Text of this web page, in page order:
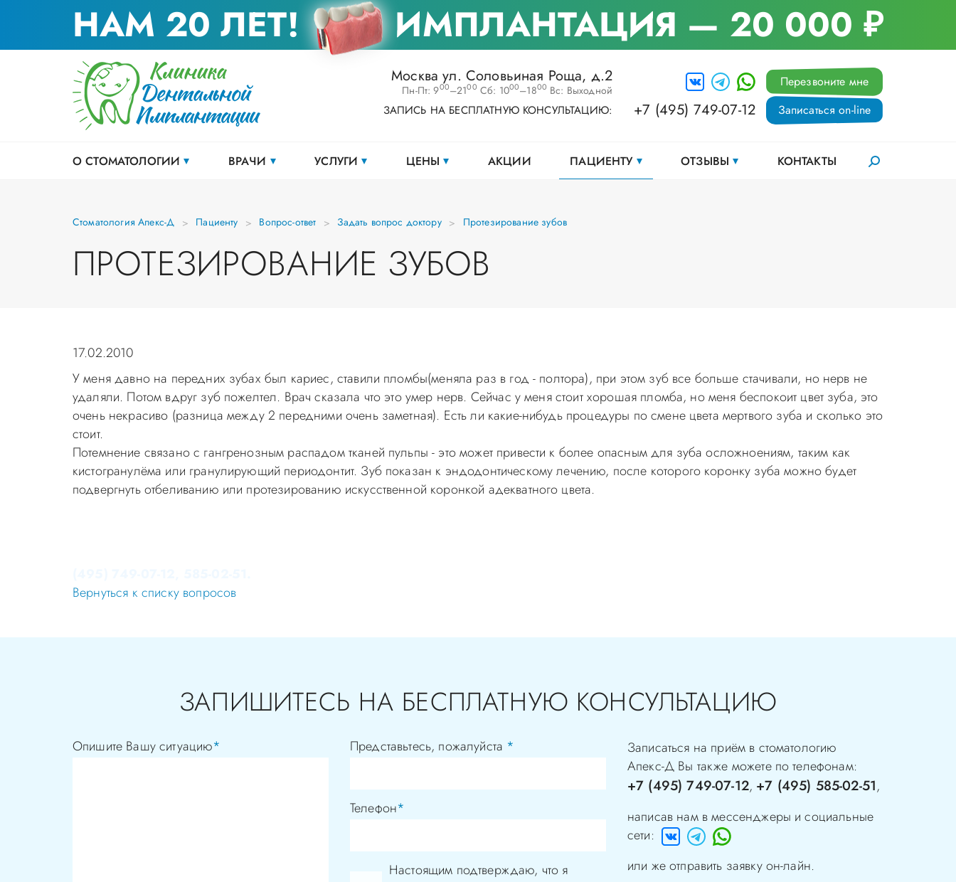
НАМ 20 ЛЕТ! ИМПЛАНТАЦИЯ — 20 000 ₽
Москва ул. Соловьиная Роща, д.2
Пн-Пт: 900–2100 Сб: 1000–1800 Вс: Выходной
ЗАПИСЬ НА БЕСПЛАТНУЮ КОНСУЛЬТАЦИЮ: +7 (495) 749-07-12
Перезвоните мне
Записаться on-line
О СТОМАТОЛОГИИ ВРАЧИ УСЛУГИ ЦЕНЫ АКЦИИ ПАЦИЕНТУ ОТЗЫВЫ КОНТАКТЫ
Стоматология Апекс-Д Пациенту Вопрос-ответ Задать вопрос доктору Протезирование зубов
ПРОТЕЗИРОВАНИЕ ЗУБОВ
17.02.2010
У меня давно на передних зубах был кариес, ставили пломбы(меняла раз в год - полтора), при этом зуб все больше стачивали, но нерв не
удаляли. Потом вдруг зуб пожелтел. Врач сказала что это умер нерв. Сейчас у меня стоит хорошая пломба, но меня беспокоит цвет зуба, это
очень некрасиво (разница между 2 передними очень заметная). Есть ли какие-нибудь процедуры по смене цвета мертвого зуба и сколько это
стоит.
Потемнение связано с гангренозным распадом тканей пульпы - это может привести к более опасным для зуба осложноениям, таким как
кистогранулёма или гранулирующий периодонтит. Зуб показан к эндодонтическому лечению, после которого коронку зуба можно будет
подвергнуть отбеливанию или протезированию искусственной коронкой адекватного цвета.
Вернуться к списку вопросов
ЗАПИШИТЕСЬ НА БЕСПЛАТНУЮ КОНСУЛЬТАЦИЮ
Представьтесь, пожалуйста *
Телефон*
Опишите Вашу ситуацию*
Настоящим подтверждаю, что я
Записаться на приём в стоматологию
Апекс-Д Вы также можете по телефонам:
+7 (495) 749-07-12, +7 (495) 585-02-51,
написав нам в мессенджеры и социальные
сети:
или же отправить заявку он-лайн.